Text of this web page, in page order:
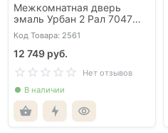
Межкомнатная дверь
эмаль Урбан 2 Рал 7047
глухая
Код Товара: 2561
12 749 руб.
Нет отзывов
В наличии